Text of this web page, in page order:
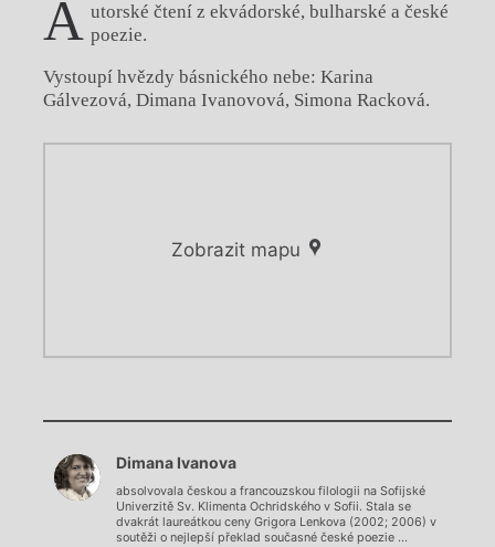
A utorské čtení z ekvádorské, bulharské a české
poezie.
Vystoupí hvězdy básnického nebe: Karina
Gálvezová, Dimana Ivanovová, Simona Racková.
Zobrazit mapu
Chviličku.
Načítá se.
Dimana Ivanova
absolvovala českou a francouzskou filologii na Sofijské
Univerzitě Sv. Klimenta Ochridského v Sofii. Stala se
dvakrát laureátkou ceny Grigora Lenkova (2002; 2006) v
soutěži o nejlepší překlad současné české poezie ...